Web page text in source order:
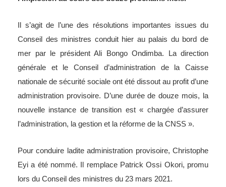
Il s’agit de l’une des résolutions importantes issues du
Conseil des ministres conduit hier au palais du bord de
mer par le président Ali Bongo Ondimba. La direction
générale et le Conseil d’administration de la Caisse
nationale de sécurité sociale ont été dissout au profit d’une
administration provisoire. D’une durée de douze mois, la
nouvelle instance de transition est « chargée d’assurer
l’administration, la gestion et la réforme de la CNSS ».
Pour conduire ladite administration provisoire, Christophe
Eyi a été nommé. Il remplace Patrick Ossi Okori, promu
lors du Conseil des ministres du 23 mars 2021.